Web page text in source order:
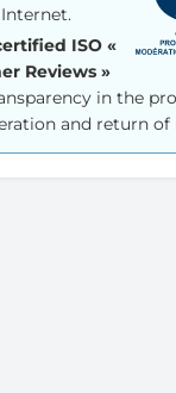
ISO «
Reviews »
in the
and return of